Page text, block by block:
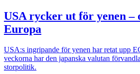
USA rycker ut för yenen –
Europa
USA:s ingripande för yenen har retat upp
veckorna har den japanska valutan
storpolitik.